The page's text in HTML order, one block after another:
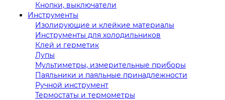
Кнопки, выключатели
Инструменты
Изолирующие и клейкие материалы
Инструменты для холодильников
Клей и герметик
Лупы
Мультиметры, измерительные приборы
Паяльники и паяльные принадлежности
Ручной инструмент
Термостаты и термометры